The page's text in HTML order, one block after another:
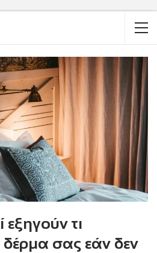
εξηγούν τι
δέρμα σας εάν δεν